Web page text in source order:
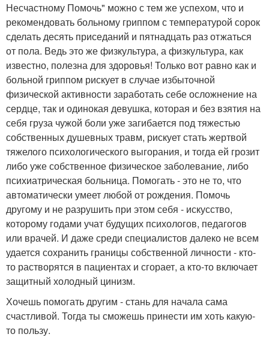
Несчастному Помочь" можно с тем же успехом, что и
рекомендовать больному гриппом с температурой сорок
сделать десять приседаний и пятнадцать раз отжаться
от пола. Ведь это же физкультура, а физкультура, как
известно, полезна для здоровья! Только вот равно как и
больной гриппом рискует в случае избыточной
физической активности заработать себе осложнение на
сердце, так и одинокая девушка, которая и без взятия на
себя груза чужой боли уже загибается под тяжестью
собственных душевных травм, рискует стать жертвой
тяжелого психологического выгорания, и тогда ей грозит
либо уже собственное физическое заболевание, либо
психиатрическая больница. Помогать - это не то, что
автоматически умеет любой от рождения. Помочь
другому и не разрушить при этом себя - искусство,
которому годами учат будущих психологов, педагогов
или врачей. И даже среди специалистов далеко не всем
удается сохранить границы собственной личности - кто-
то растворятся в пациентах и сгорает, а кто-то включает
защитный холодный цинизм.
Хочешь помогать другим - стань для начала сама
счастливой. Тогда ты сможешь принести им хоть какую-
то пользу.